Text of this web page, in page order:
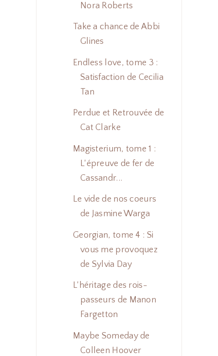
Nora Roberts
Take a chance de Abbi
Glines
Endless love, tome 3 :
Satisfaction de Cecilia
Tan
Perdue et Retrouvée de
Cat Clarke
Magisterium, tome 1 :
L'épreuve de fer de
Cassandr...
Le vide de nos coeurs
de Jasmine Warga
Georgian, tome 4 : Si
vous me provoquez
de Sylvia Day
L'héritage des rois-
passeurs de Manon
Fargetton
Maybe Someday de
Colleen Hoover